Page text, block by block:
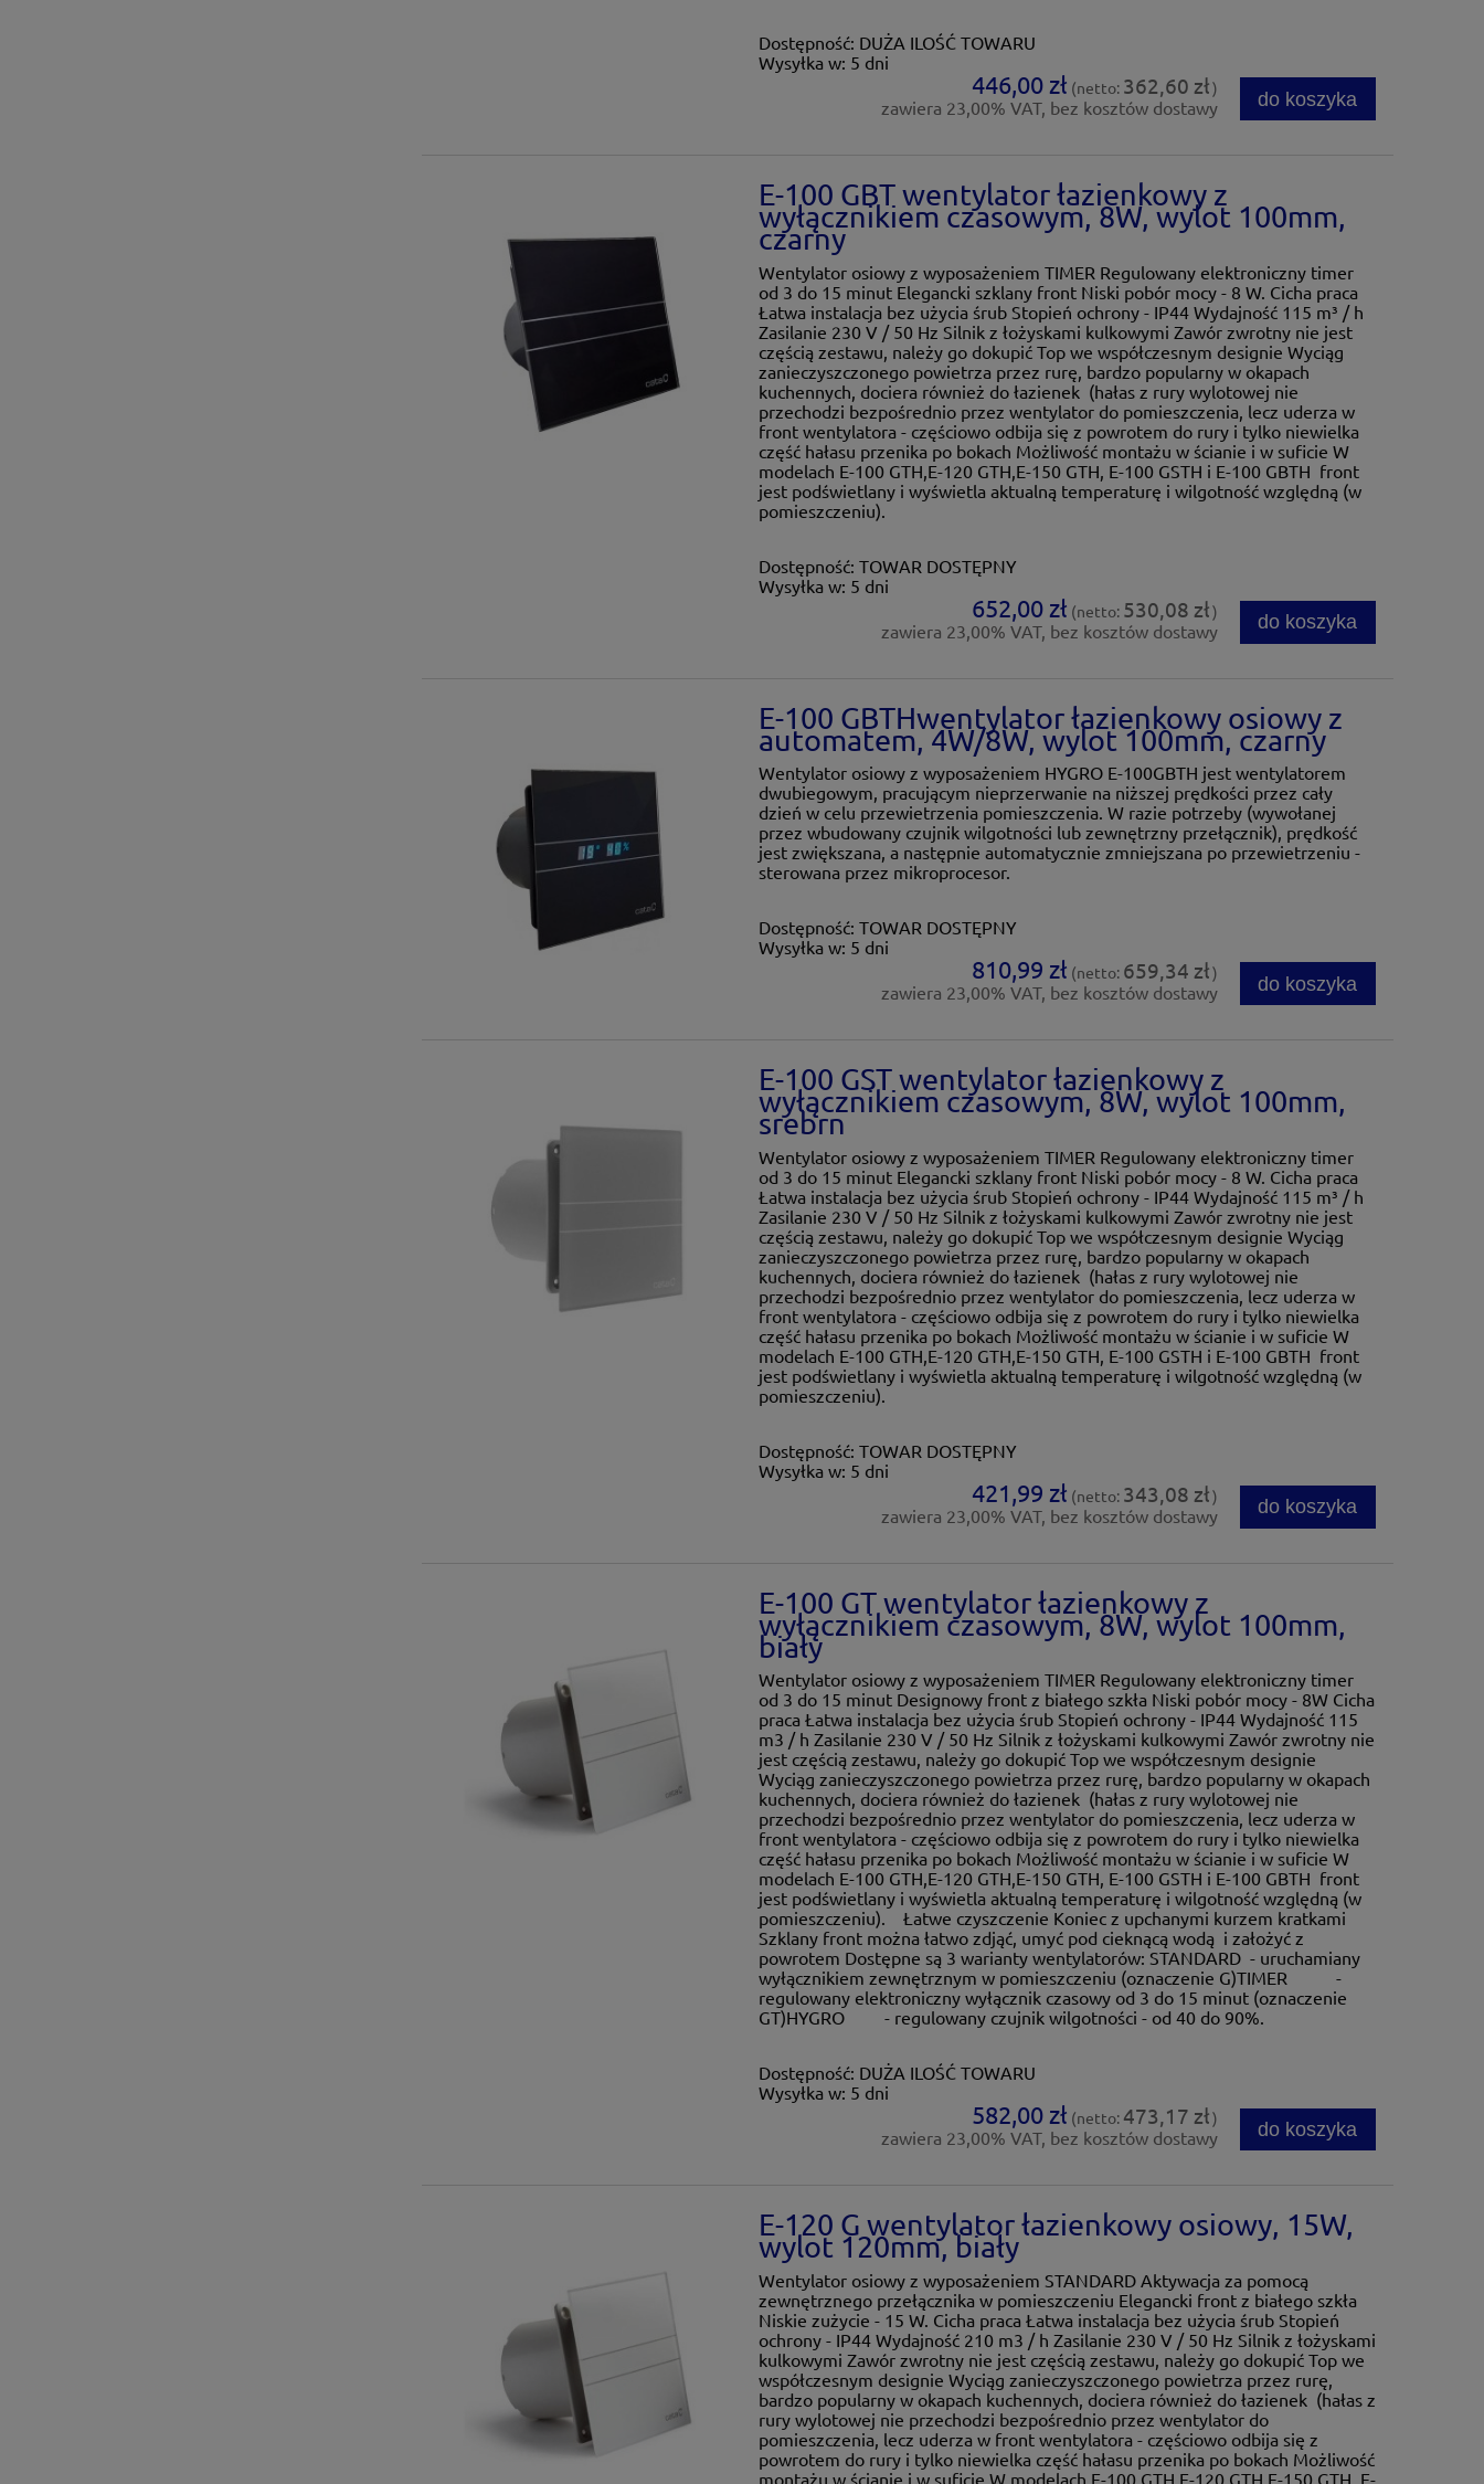
Dostępność: DUŻA ILOŚĆ TOWARU
Wysyłka w: 5 dni
446,00 zł (netto: 362,60 zł)
zawiera 23,00% VAT, bez kosztów dostawy do koszyka
E-100 GBT wentylator łazienkowy z
wyłącznikiem czasowym, 8W, wylot 100mm,
czarny
Wentylator osiowy z wyposażeniem TIMER Regulowany elektroniczny timer
od 3 do 15 minut Elegancki szklany front Niski pobór mocy - 8 W. Cicha praca
Łatwa instalacja bez użycia śrub Stopień ochrony - IP44 Wydajność 115 m³ / h
Zasilanie 230 V / 50 Hz Silnik z łożyskami kulkowymi Zawór zwrotny nie jest
częścią zestawu, należy go dokupić Top we współczesnym designie Wyciąg
zanieczyszczonego powietrza przez rurę, bardzo popularny w okapach
kuchennych, dociera również do łazienek (hałas z rury wylotowej nie
przechodzi bezpośrednio przez wentylator do pomieszczenia, lecz uderza w
front wentylatora - częściowo odbija się z powrotem do rury i tylko niewielka
część hałasu przenika po bokach Możliwość montażu w ścianie i w suficie W
modelach E-100 GTH,E-120 GTH,E-150 GTH, E-100 GSTH i E-100 GBTH front
jest podświetlany i wyświetla aktualną temperaturę i wilgotność względną (w
pomieszczeniu).
Dostępność: TOWAR DOSTĘPNY
Wysyłka w: 5 dni
652,00 zł (netto: 530,08 zł)
zawiera 23,00% VAT, bez kosztów dostawy do koszyka
E-100 GBTHwentylator łazienkowy osiowy z
automatem, 4W/8W, wylot 100mm, czarny
Wentylator osiowy z wyposażeniem HYGRO E-100GBTH jest wentylatorem
dwubiegowym, pracującym nieprzerwanie na niższej prędkości przez cały
dzień w celu przewietrzenia pomieszczenia. W razie potrzeby (wywołanej
przez wbudowany czujnik wilgotności lub zewnętrzny przełącznik), prędkość
jest zwiększana, a następnie automatycznie zmniejszana po przewietrzeniu -
sterowana przez mikroprocesor.
Dostępność: TOWAR DOSTĘPNY
Wysyłka w: 5 dni
810,99 zł (netto: 659,34 zł)
zawiera 23,00% VAT, bez kosztów dostawy do koszyka
E-100 GST wentylator łazienkowy z
wyłącznikiem czasowym, 8W, wylot 100mm,
srebrn
Wentylator osiowy z wyposażeniem TIMER Regulowany elektroniczny timer
od 3 do 15 minut Elegancki szklany front Niski pobór mocy - 8 W. Cicha praca
Łatwa instalacja bez użycia śrub Stopień ochrony - IP44 Wydajność 115 m³ / h
Zasilanie 230 V / 50 Hz Silnik z łożyskami kulkowymi Zawór zwrotny nie jest
częścią zestawu, należy go dokupić Top we współczesnym designie Wyciąg
zanieczyszczonego powietrza przez rurę, bardzo popularny w okapach
kuchennych, dociera również do łazienek (hałas z rury wylotowej nie
przechodzi bezpośrednio przez wentylator do pomieszczenia, lecz uderza w
front wentylatora - częściowo odbija się z powrotem do rury i tylko niewielka
część hałasu przenika po bokach Możliwość montażu w ścianie i w suficie W
modelach E-100 GTH,E-120 GTH,E-150 GTH, E-100 GSTH i E-100 GBTH front
jest podświetlany i wyświetla aktualną temperaturę i wilgotność względną (w
pomieszczeniu).
Dostępność: TOWAR DOSTĘPNY
Wysyłka w: 5 dni
421,99 zł (netto: 343,08 zł)
zawiera 23,00% VAT, bez kosztów dostawy do koszyka
E-100 GT wentylator łazienkowy z
wyłącznikiem czasowym, 8W, wylot 100mm,
biały
Wentylator osiowy z wyposażeniem TIMER Regulowany elektroniczny timer
od 3 do 15 minut Designowy front z białego szkła Niski pobór mocy - 8W Cicha
praca Łatwa instalacja bez użycia śrub Stopień ochrony - IP44 Wydajność 115
m3 / h Zasilanie 230 V / 50 Hz Silnik z łożyskami kulkowymi Zawór zwrotny nie
jest częścią zestawu, należy go dokupić Top we współczesnym designie
Wyciąg zanieczyszczonego powietrza przez rurę, bardzo popularny w okapach
kuchennych, dociera również do łazienek (hałas z rury wylotowej nie
przechodzi bezpośrednio przez wentylator do pomieszczenia, lecz uderza w
front wentylatora - częściowo odbija się z powrotem do rury i tylko niewielka
część hałasu przenika po bokach Możliwość montażu w ścianie i w suficie W
modelach E-100 GTH,E-120 GTH,E-150 GTH, E-100 GSTH i E-100 GBTH front
jest podświetlany i wyświetla aktualną temperaturę i wilgotność względną (w
pomieszczeniu). Łatwe czyszczenie Koniec z upchanymi kurzem kratkami
Szklany front można łatwo zdjąć, umyć pod cieknącą wodą i założyć z
powrotem Dostępne są 3 warianty wentylatorów: STANDARD - uruchamiany
wyłącznikiem zewnętrznym w pomieszczeniu (oznaczenie G)TIMER -
regulowany elektroniczny wyłącznik czasowy od 3 do 15 minut (oznaczenie
GT)HYGRO - regulowany czujnik wilgotności - od 40 do 90%.
Dostępność: DUŻA ILOŚĆ TOWARU
Wysyłka w: 5 dni
582,00 zł (netto: 473,17 zł)
zawiera 23,00% VAT, bez kosztów dostawy do koszyka
E-120 G wentylator łazienkowy osiowy, 15W,
wylot 120mm, biały
Wentylator osiowy z wyposażeniem STANDARD Aktywacja za pomocą
zewnętrznego przełącznika w pomieszczeniu Elegancki front z białego szkła
Niskie zużycie - 15 W. Cicha praca Łatwa instalacja bez użycia śrub Stopień
ochrony - IP44 Wydajność 210 m3 / h Zasilanie 230 V / 50 Hz Silnik z łożyskami
kulkowymi Zawór zwrotny nie jest częścią zestawu, należy go dokupić Top we
współczesnym designie Wyciąg zanieczyszczonego powietrza przez rurę,
bardzo popularny w okapach kuchennych, dociera również do łazienek (hałas z
rury wylotowej nie przechodzi bezpośrednio przez wentylator do
pomieszczenia, lecz uderza w front wentylatora - częściowo odbija się z
powrotem do rury i tylko niewielka część hałasu przenika po bokach Możliwość
montażu w ścianie i w suficie W modelach E-100 GTH,E-120 GTH,E-150 GTH, E-